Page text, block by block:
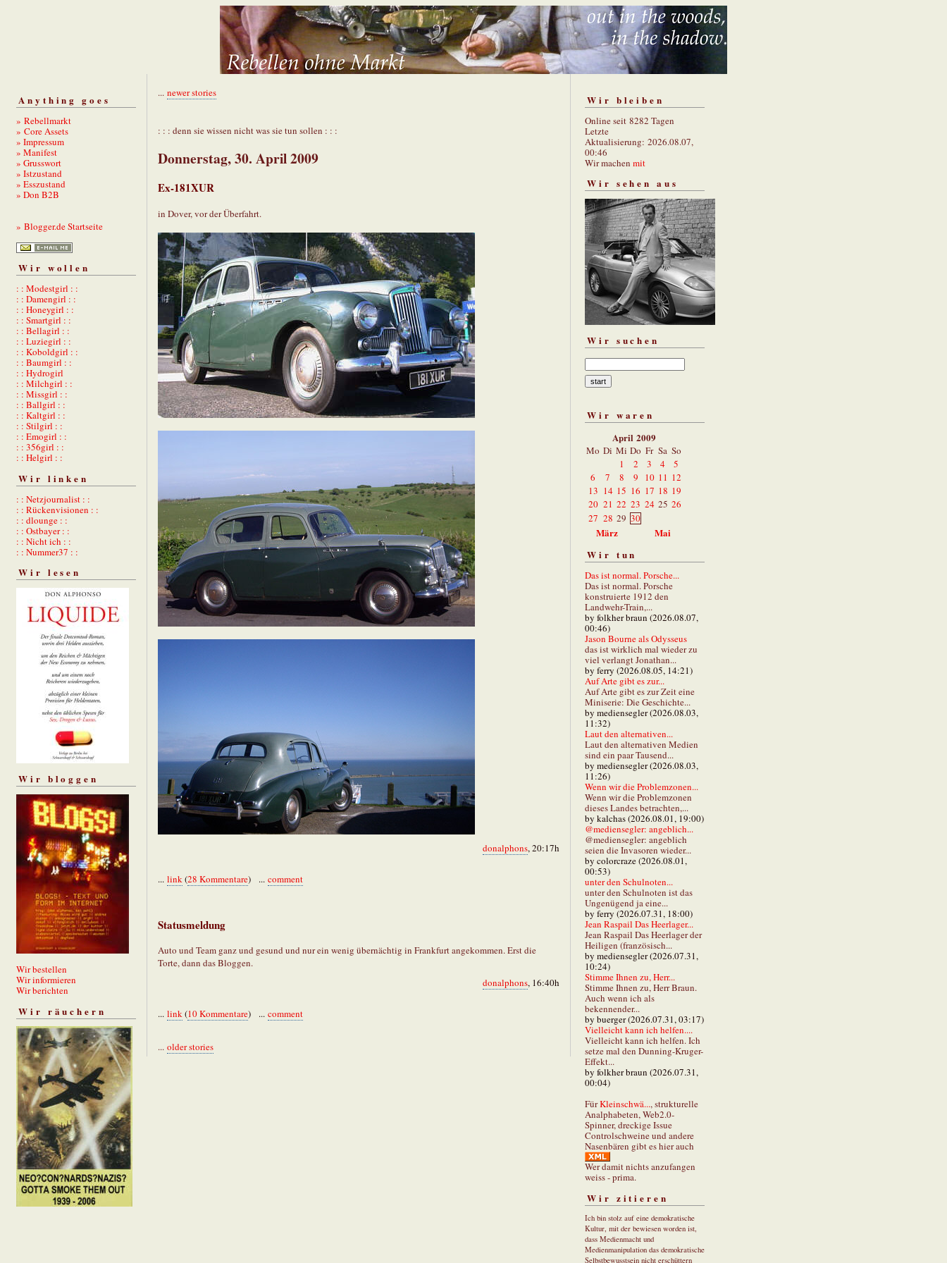
Anything goes
» Rebellmarkt
» Core Assets
» Impressum
» Manifest
» Grusswort
» Istzustand
» Esszustand
» Don B2B
» Blogger.de Startseite
Wir wollen
: : Modestgirl : :
: : Damengirl : :
: : Honeygirl : :
: : Smartgirl : :
: : Bellagirl : :
: : Luziegirl : :
: : Koboldgirl : :
: : Baumgirl : :
: : Hydrogirl
: : Milchgirl : :
: : Missgirl : :
: : Ballgirl : :
: : Kaltgirl : :
: : Stilgirl : :
: : Emogirl : :
: : 356girl : :
: : Helgirl : :
Wir linken
: : Netzjournalist : :
: : Rückenvisionen : :
: : dlounge : :
: : Ostbayer : :
: : Nicht ich : :
: : Nummer37 : :
Wir lesen
Wir bloggen
Wir bestellen
Wir informieren
Wir berichten
Wir räuchern
... newer stories
: : : denn sie wissen nicht was sie tun sollen : : :
Donnerstag, 30. April 2009
Ex-181XUR
in Dover, vor der Überfahrt.
donalphons, 20:17h
... link (28 Kommentare) ... comment
Statusmeldung
Auto und Team ganz und gesund und nur ein wenig übernächtig in Frankfurt angekommen. Erst die
Torte, dann das Bloggen.
donalphons, 16:40h
... link(10 Kommentare) ... comment
... older stories
Wir bleiben
Online seit 8282 Tagen
Letzte
Aktualisierung: 2026.08.07,
00:46
Wir machen mit
Wir sehen aus
Wir suchen
Wir waren
April 2009
Mo Di Mi Do Fr Sa So
1
2 3 4
5
6
7 8 9 10 11 12
13 14 15 16 17 18 19
20 21 22 23 24 25 26
27 28 29 30
März
Mai
Wir tun
Das ist normal. Porsche...
Das ist normal. Porsche
konstruierte 1912 den
Landwehr-Train,...
by folkher braun (2026.08.07,
00:46)
Jason Bourne als Odysseus
das ist wirklich mal wieder zu
viel verlangt Jonathan...
by ferry (2026.08.05, 14:21)
Auf Arte gibt es zur...
Auf Arte gibt es zur Zeit eine
Miniserie: Die Geschichte...
by mediensegler (2026.08.03,
11:32)
Laut den alternativen...
Laut den alternativen Medien
sind ein paar Tausend...
by mediensegler (2026.08.03,
11:26)
Wenn wir die Problemzonen...
Wenn wir die Problemzonen
dieses Landes betrachten,...
by kalchas (2026.08.01, 19:00)
@mediensegler: angeblich...
@mediensegler: angeblich
seien die Invasoren wieder...
by colorcraze (2026.08.01,
00:53)
unter den Schulnoten...
unter den Schulnoten ist das
Ungenügend ja eine...
by ferry (2026.07.31, 18:00)
Jean Raspail Das Heerlager...
Jean Raspail Das Heerlager der
Heiligen (französisch...
by mediensegler (2026.07.31,
10:24)
Stimme Ihnen zu, Herr...
Stimme Ihnen zu, Herr Braun.
Auch wenn ich als
bekennender...
by buerger (2026.07.31, 03:17)
Vielleicht kann ich helfen....
Vielleicht kann ich helfen. Ich
setze mal den Dunning-Kruger-
Effekt...
by folkher braun (2026.07.31,
00:04)
FürKleinschwä..., strukturelle
Analphabeten, Web2.0-
Spinner, dreckige Issue
Controlschweine und andere
Nasenbären gibt es hier auch
Wer damit nichts anzufangen
weiss - prima.
Wir zitieren
Ich bin stolz auf eine demokratische
Kultur, mit der bewiesen worden ist,
dass Medienmacht und
Medienmanipulation das demokratische
Selbstbewusstsein nicht erschüttern